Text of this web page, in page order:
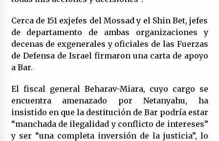
Cerca de 151 exjefes del Mossad y el Shin Bet, jefes
de departamento de ambas organizaciones y
decenas de exgenerales y oficiales de las Fuerzas
de Defensa de Israel firmaron una carta de apoyo
a Bar.
El fiscal general Beharav-Miara, cuyo cargo se
encuentra amenazado por Netanyahu, ha
insistido en que la destitución de Bar podría estar
“manchada de ilegalidad y conflicto de intereses”
y ser “una completa inversión de la justicia”, lo